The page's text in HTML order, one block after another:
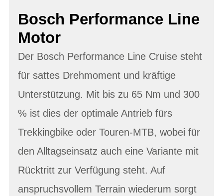
Bosch Performance Line
Motor
Der Bosch Performance Line Cruise steht
für sattes Drehmoment und kräftige
Unterstützung. Mit bis zu 65 Nm und 300
% ist dies der optimale Antrieb fürs
Trekkingbike oder Touren-MTB, wobei für
den Alltagseinsatz auch eine Variante mit
Rücktritt zur Verfügung steht. Auf
anspruchsvollem Terrain wiederum sorgt